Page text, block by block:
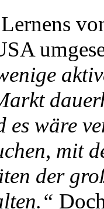
es wäre
mit
der